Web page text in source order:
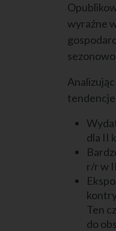
wyraźne
dla II
r/r w
Ten
do